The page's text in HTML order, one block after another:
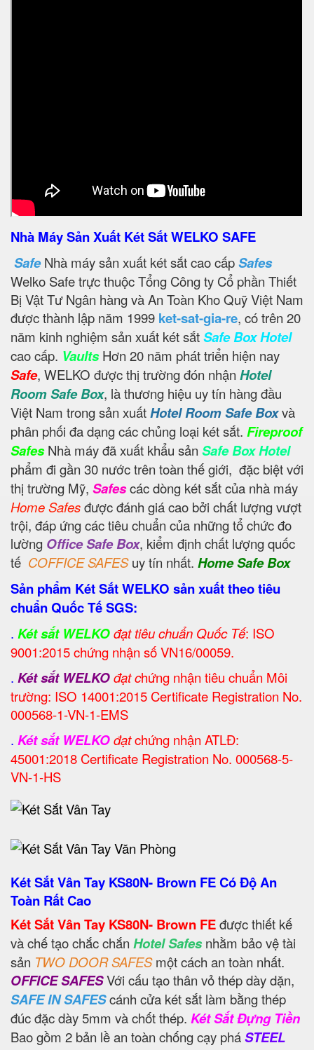
Nhà Máy Sản Xuất Két Sắt WELKO SAFE
SafeNhà máy sản xuất két sắt cao cấpSafes
Welko Safe trực thuộc Tổng Công ty Cổ phần Thiết
Bị Vật Tư Ngân hàng và An Toàn Kho Quỹ Việt Nam
được thành lập năm 1999 ket-sat-gia-re, có trên 20
năm kinh nghiệm sản xuất két sắtSafe Box Hotel
cao cấp. VaultsHơn 20 năm phát triển hiện nay
Safe, WELKO được thị trường đón nhận Hotel
Room Safe Box, là thương hiệu uy tín hàng đầu
Việt Nam trong sản xuấtHotel Room Safe Boxvà
phân phối đa dạng các chủng loại két sắt. Fireproof
SafesNhà máy đã xuất khẩu sản Safe Box Hotel
phẩm đi gần 30 nước trên toàn thế giới, đặc biệt với
thị trường Mỹ, Safescác dòng két sắt của nhà máy
Home Safesđược đánh giá cao bởi chất lượng vượt
trội, đáp ứng các tiêu chuẩn của những tổ chức đo
lường Office Safe Box, kiểm định chất lượng quốc
tế COFFICE SAFESuy tín nhất. Home Safe Box
Sản phẩm Két Sắt WELKO sản xuất theo tiêu
chuẩn Quốc Tế SGS:
. Két sắt WELKOđạt tiêu chuẩn Quốc Tế: ISO
9001:2015 chứng nhận số VN16/00059.
. Két sắt WELKOđạt chứng nhận tiêu chuẩn Môi
trường: ISO 14001:2015 Certificate Registration No.
000568-1-VN-1-EMS
. Két sắt WELKOđạtchứng nhận ATLĐ:
45001:2018 Certificate Registration No. 000568-5-
VN-1-HS
Két Sắt Vân Tay KS80N- Brown FE Có Độ An
Toàn Rất Cao
Két Sắt Vân Tay KS80N- Brown FEđược thiết kế
và chế tạo chắc chắn Hotel Safesnhằm bảo vệ tài
sản TWO DOOR SAFESmột cách an toàn nhất.
OFFICE SAFESVới cấu tạo thân vỏ thép dày dặn,
SAFE IN SAFEScánh cửa két sắt làm bằng thép
đúc đặc dày 5mm và chốt thép. Két Sắt Đựng Tiền
Bao gồm 2 bản lề an toàn chống cạy pháSTEEL